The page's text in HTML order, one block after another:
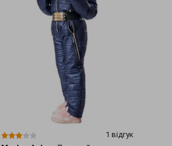
1 відгук